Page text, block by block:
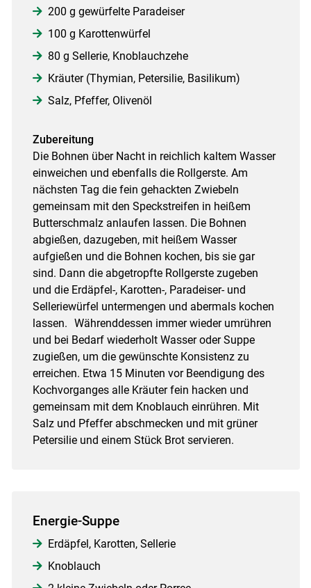
200 g gewürfelte Paradeiser
100 g Karottenwürfel
80 g Sellerie, Knoblauchzehe
Kräuter (Thymian, Petersilie, Basilikum)
Salz, Pfeffer, Olivenöl
Zubereitung
Die Bohnen über Nacht in reichlich kaltem Wasser
einweichen und ebenfalls die Rollgerste. Am
nächsten Tag die fein gehackten Zwiebeln
gemeinsam mit den Speckstreifen in heißem
Butterschmalz anlaufen lassen. Die Bohnen
abgießen, dazugeben, mit heißem Wasser
aufgießen und die Bohnen kochen, bis sie gar
sind. Dann die abgetropfte Rollgerste zugeben
und die Erdäpfel-, Karotten-, Paradeiser- und
Selleriewürfel untermengen und abermals kochen
lassen. Währenddessen immer wieder umrühren
und bei Bedarf wiederholt Wasser oder Suppe
zugießen, um die gewünschte Konsistenz zu
erreichen. Etwa 15 Minuten vor Beendigung des
Kochvorganges alle Kräuter fein hacken und
gemeinsam mit dem Knoblauch einrühren. Mit
Salz und Pfeffer abschmecken und mit grüner
Petersilie und einem Stück Brot servieren.
Energie-Suppe
Erdäpfel, Karotten, Sellerie
Knoblauch